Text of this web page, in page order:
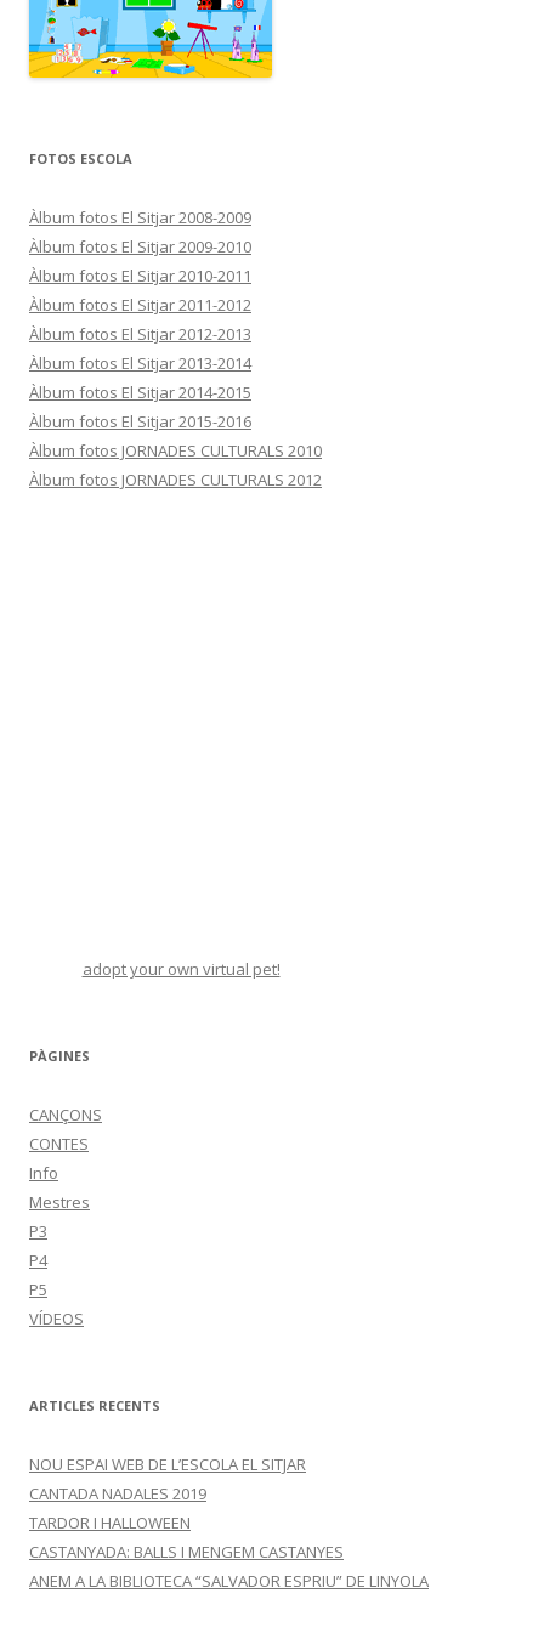
FOTOS ESCOLA
Àlbum fotos El Sitjar 2008-2009
Àlbum fotos El Sitjar 2009-2010
Àlbum fotos El Sitjar 2010-2011
Àlbum fotos El Sitjar 2011-2012
Àlbum fotos El Sitjar 2012-2013
Àlbum fotos El Sitjar 2013-2014
Àlbum fotos El Sitjar 2014-2015
Àlbum fotos El Sitjar 2015-2016
Àlbum fotos JORNADES CULTURALS 2010
Àlbum fotos JORNADES CULTURALS 2012
adopt your own virtual pet!
PÀGINES
CANÇONS
CONTES
Info
Mestres
P3
P4
P5
VÍDEOS
ARTICLES RECENTS
NOU ESPAI WEB DE L’ESCOLA EL SITJAR
CANTADA NADALES 2019
TARDOR I HALLOWEEN
CASTANYADA: BALLS I MENGEM CASTANYES
ANEM A LA BIBLIOTECA “SALVADOR ESPRIU” DE LINYOLA